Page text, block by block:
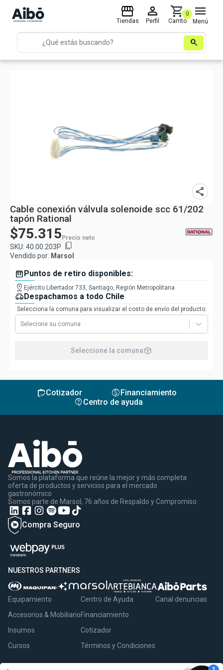
search
storefront
Tiendas
person
Perfil
shopping_cart
Carrito
0 menu
Menú
share
Cable conexión válvula solenoide scc 61/202
tapón Rational
$75.315 Precio neto
SKU: 40.00.203P content_copy
Vendido por: Marsol
boxPuntos de retiro disponibles:
pin_drop Ejército Libertador 733, Santiago, Región Metropolitana
delivery_truck_speedDespachamos a todo Chile
Selecciona la comuna para visualizar el costo de envío del producto:
Selecione su comuna
Seleccione la comunapackage_2
inventoryCotizador monetization_onFinanciamiento
contact_support Centro de ayuda
Somos la plataforma que reúne la mejor y más completa
oferta de productos y servicios para el mercado
gastronómico
Somos parte de Marsol, 76 años de Respaldo y Compromiso.
Compra Seguro
NUESTROS PARTNERS
Equipamiento
Accesorios & Mobiliario
Insumos
Cursos
Centro de Ayuda
Financiamiento
Cotizador
Términos y Condiciones
Canal denuncias